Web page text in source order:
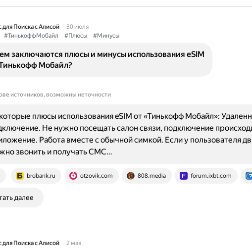
для Поиска с Алисой
30 июля
#ТинькоффМобайл #Плюсы #Минусы
заключаются плюсы и минусы использования eSIM
Мобайл?
источников, возможны неточности
brobank.ru otzovik.com 808.media forum.ixbt.com
плюсы использования eSIM от «Тинькофф Мобайл»:
Не нужно посещать салон связи, подключение
Работа вместе с обычной симкой. Если у пользователя
звонить и получать СМС…
далее
для Поиска с Алисой
2 мая